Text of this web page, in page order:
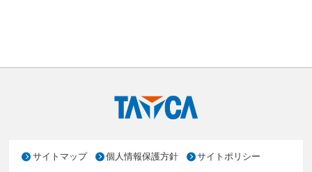
サイトマップ 個人情報保護方針 サイトポリシー